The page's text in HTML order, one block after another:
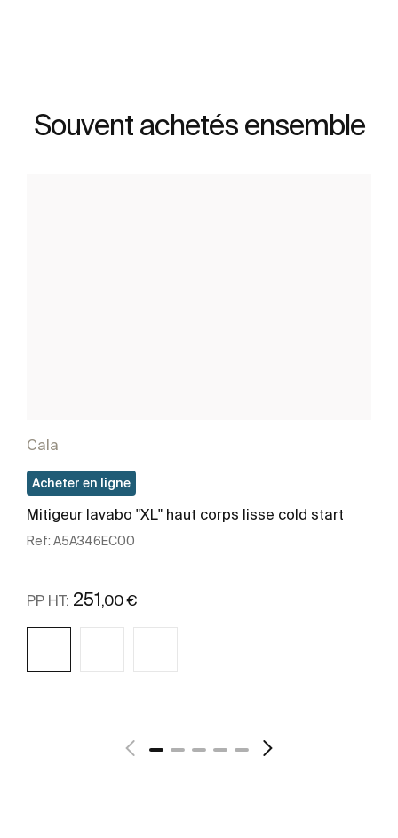
Souvent achetés ensemble
Cala
Acheter en ligne
Mitigeur lavabo "XL" haut corps lisse cold start
Ref: A5A346EC00
PP HT: 251,00 €